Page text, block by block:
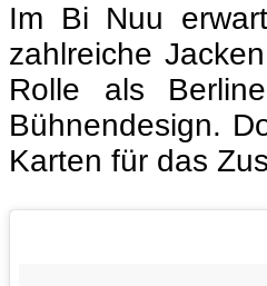
Im Bi Nuu
zahlreiche
Rolle als
Bühnendesign.
Karten für das